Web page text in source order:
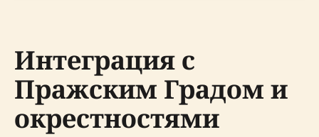
Интеграция с
Пражским Градом и
окрестностями